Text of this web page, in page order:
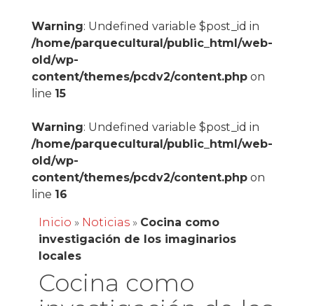
Warning: Undefined variable $post_id in
/home/parquecultural/public_html/web-
old/wp-
content/themes/pcdv2/content.phpon
line 15
Warning: Undefined variable $post_id in
/home/parquecultural/public_html/web-
old/wp-
content/themes/pcdv2/content.phpon
line 16
Inicio » Noticias» Cocina como
investigación de los imaginarios
locales
Cocina como